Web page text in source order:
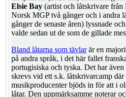
Elsie Bay (artist och låtskrivare
Norsk MGP två gånger och i andra
gånger de senaste åren) lyssnade
valde sedan ut de som de gillade
Bland låtarna som tävlarär en
på andra språk, i det här fallet
portugisiska och tyska. Det har
skrevs vid ett s.k. låtskrivarcamp
musikproducenter bjöds in för att i
låtar. Den uppmärksamme noterar